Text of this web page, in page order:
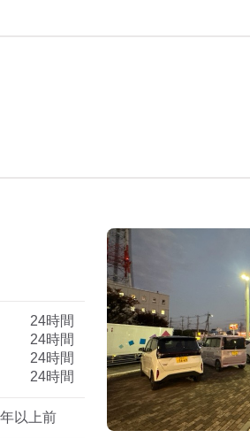
24時間
24時間
24時間
24時間
以上前